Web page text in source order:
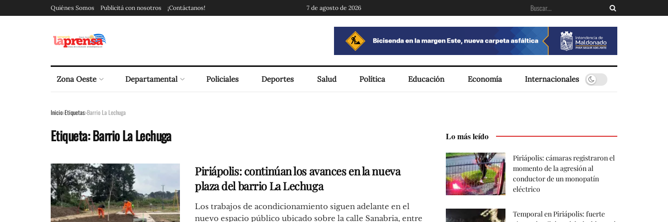
Quiénes Somos Publicitá con nosotros ¡Contáctanos! 7 de agosto de 2026
Zona Oeste Departamental Policiales Deportes Salud Política Educación Economía Internacionales
Inicio Etiquetas Barrio La Lechuga
Etiqueta:Barrio La Lechuga
Piriápolis: continúan los avances en la nueva
plaza del barrio La Lechuga
Los trabajos de acondicionamiento siguen adelante en el
nuevo espacio público ubicado sobre la calle Sanabria, entre
Lo más leído
Piriápolis: cámaras registraron el
momento de la agresión al
conductor de un monopatín
eléctrico
Temporal en Piriápolis: fuerte